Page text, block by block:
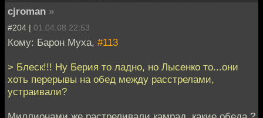
cjroman »
#204 | 01.04.08 22:53
Кому: Барон Муха, #113
> Блеск!!! Ну Берия то ладно, но Лысенко то...они
хоть перерывы на обед между расстрелами,
устраивали?